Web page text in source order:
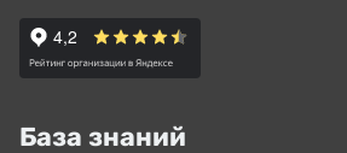
База знаний